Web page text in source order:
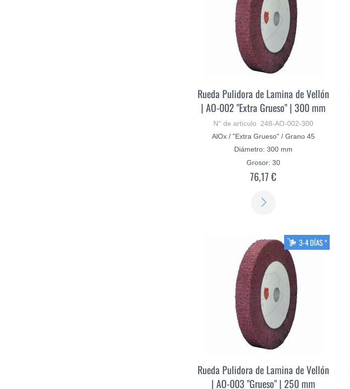
Rueda Pulidora de Lamina de Vellón
| AO-002 "Extra Grueso" | 300 mm
N° de artículo 248-AO-002-300
AlOx / "Extra Grueso" / Grano 45
Diámetro: 300 mm
Grosor: 30
76,17 €
3-4 DÍAS *
Rueda Pulidora de Lamina de Vellón
| AO-003 "Grueso" | 250 mm